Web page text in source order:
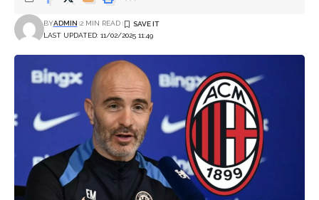
LAST UPDATED: 11/02/2025 11:49
BYADMIN 2 MIN READ